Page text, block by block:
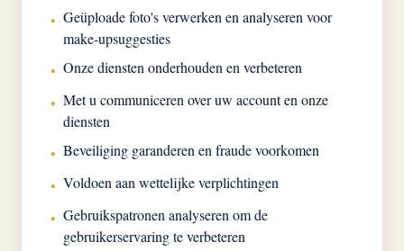
• Geüploade foto's verwerken en analyseren voor
make-upsuggesties
• Onze diensten onderhouden en verbeteren
• Met u communiceren over uw account en onze
diensten
• Beveiliging garanderen en fraude voorkomen
• Voldoen aan wettelijke verplichtingen
• Gebruikspatronen analyseren om de
gebruikerservaring te verbeteren